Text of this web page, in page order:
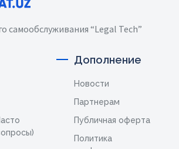
самообслуживания “Legal Tech”
Дополнение
Новости
Партнерам
Публичная оферта
Политика